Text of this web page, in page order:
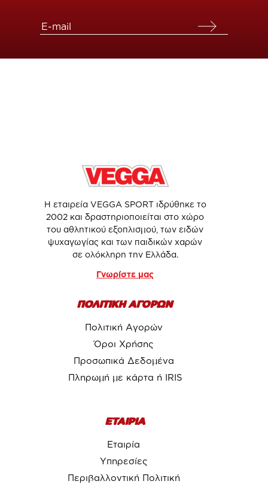
Η εταιρεία VEGGA SPORT ιδρύθηκε το
2002 και δραστηριοποιείται στο χώρο
του αθλητικού εξοπλισμού, των ειδών
ψυχαγωγίας και των παιδικών χαρών
σε ολόκληρη την Ελλάδα.
Γνωρίστε μας
ΠΟΛΙΤΙΚΗ ΑΓΟΡΩΝ
Πολιτική Αγορών
Όροι Χρήσης
Προσωπικά Δεδομένα
Πληρωμή με κάρτα ή IRIS
ΕΤΑΙΡΙΑ
Εταιρία
Υπηρεσίες
Περιβαλλοντική Πολιτική